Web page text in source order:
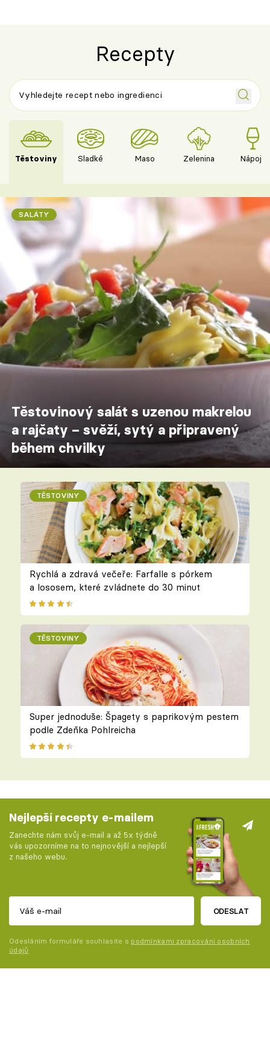
Recepty
Těstoviny Sladké Maso Zelenina Nápoje
SALÁTY
Těstovinový salát s uzenou makrelou
a rajčaty – svěží, sytý a připravený
během chvilky
TĚSTOVINY
Rychlá a zdravá večeře: Farfalle s pórkem
a lososem, které zvládnete do 30 minut
TĚSTOVINY
Super jednoduše: Špagety s paprikovým pestem
podle Zdeňka Pohlreicha
Nejlepší recepty e-mailem
Zanechte nám svůj e-mail a až 5x týdně
vás upozorníme na to nejnovější a nejlepší
z našeho webu.
ODESLAT
Odesláním formuláře souhlasíte s podmínkami zpracování osobních
údajů